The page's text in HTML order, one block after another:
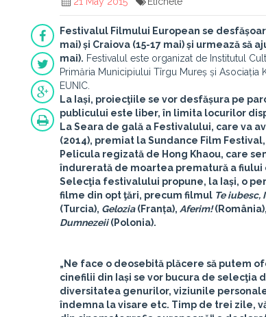
Festivalul Filmului European se
mai) și Craiova (15-17 mai) și urmează să
mai). Festivalul este organizat de Institutul
Primăria Municipiului Tîrgu Mureș și
EUNIC.
La Iași, proiecţiile se vor desfășura pe
publicului este liber, în limita locurilor
LaSeara de gală a Festivalului, care va
(2014), premiat la Sundance Film Festival,
Pelicula regizată de Hong Khaou, care
îndurerată de moartea prematură a fiului
Selecţia festivalului propune, la Iași, o
filme din opt ţări, precum filmul Te iubesc,
(Turcia), Gelozia(Franța), Aferim!(România),
Dumnezeii(Polonia).
„Ne face o deosebită plăcere să putem
cinefilii din Iași se vor bucura de
diversitatea genurilor, viziunile
îndemna la visare etc. Timp de trei zile,